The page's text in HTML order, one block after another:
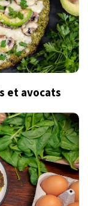
et avocats